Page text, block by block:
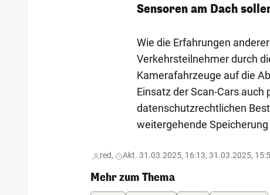
Sensoren am Dach
Wie die Erfahrungen
Verkehrsteilnehmer durch
Kamerafahrzeuge auf die
Einsatz der Scan-Cars
datenschutzrechtlichen
weitergehende
red, Akt. 31.03.2025, 16:13, 31.03.2025,
Mehr zum Thema